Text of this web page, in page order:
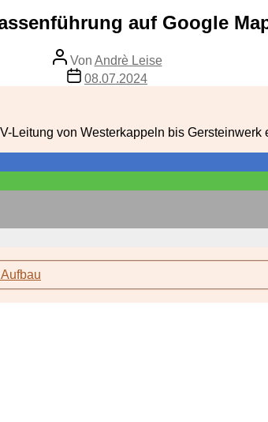
auf Google
Beitragsautor
Von Andrè Leise
Veröffentlichungsdatum
08.07.2024
Leitung von West­erkap­peln bis